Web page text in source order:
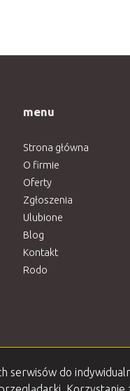
menu
Strona główna
O firmie
Oferty
Zgłoszenia
Ulubione
Blog
Kontakt
Rodo
serwisów do